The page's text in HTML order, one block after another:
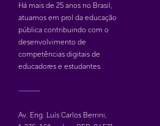
Há mais de 25 anos no Brasil,
atuamos em prol da educação
pública contribuindo com o
desenvolvimento de
competências digitais de
educadores e estudantes.
Av. Eng. Luís Carlos Berrini,